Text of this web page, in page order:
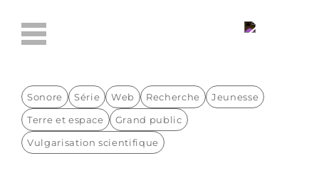
Sonore Série Web Recherche
Jeunesse
Terre et espace
Grand public
Vulgarisation scientifique